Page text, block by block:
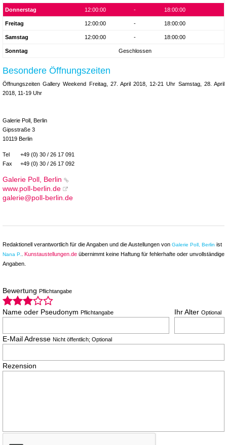
Donnerstag 12:00:00 - 18:00:00
Freitag 12:00:00 - 18:00:00
Samstag 12:00:00 - 18:00:00
Sonntag Geschlossen
Besondere Öffnungszeiten
Öffnungszeiten Gallery Weekend Freitag, 27. April 2018, 12-21 Uhr Samstag, 28. April
2018, 11-19 Uhr
Galerie Poll, Berlin
Gipsstraße 3
10119 Berlin
Tel
+49 (0) 30 / 26 17 091
Fax
+49 (0) 30 / 26 17 092
Galerie Poll, Berlin
www.poll-berlin.de
galerie@poll-berlin.de
Redaktionell verantwortlich für die Angaben und die Austellungen von Galerie Poll, Berlin ist
Nana P. Kunstaustellungen.de übernimmt keine Haftung für fehlerhafte oder unvollständige
Angaben.
Bewertung Pflichtangabe
Name oder Pseudonym Pflichtangabe Ihr Alter Optional
E-Mail Adresse Nicht öffentlich; Optional
Rezension